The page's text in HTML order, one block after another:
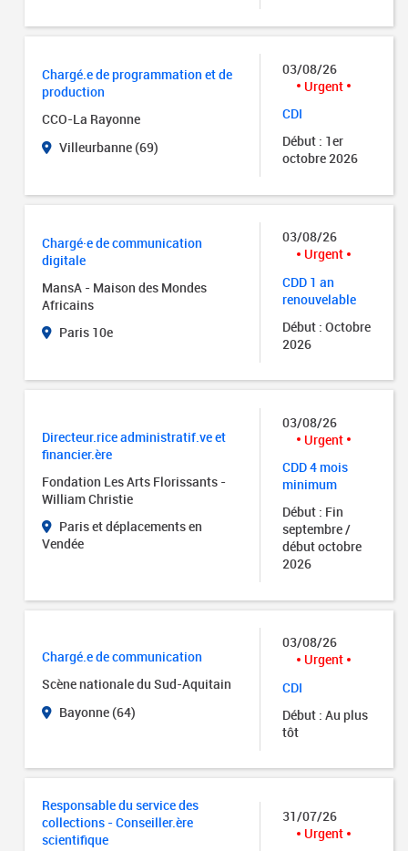
Chargé.e de programmation et de
production
CCO-La Rayonne
Villeurbanne (69)
03/08/26
Urgent
CDI
Début : 1er
octobre 2026
Chargé·e de communication
digitale
MansA - Maison des Mondes
Africains
Paris 10e
03/08/26
Urgent
CDD 1 an
renouvelable
Début : Octobre
2026
Directeur.rice administratif.ve et
financier.ère
Fondation Les Arts Florissants -
William Christie
Paris et déplacements en
Vendée
03/08/26
Urgent
CDD 4 mois
minimum
Début : Fin
septembre /
début octobre
2026
Chargé.e de communication
Scène nationale du Sud-Aquitain
Bayonne (64)
03/08/26
Urgent
CDI
Début : Au plus
tôt
Responsable du service des
collections - Conseiller.ère
scientifique
31/07/26
Urgent